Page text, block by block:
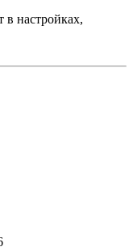
в настройках,